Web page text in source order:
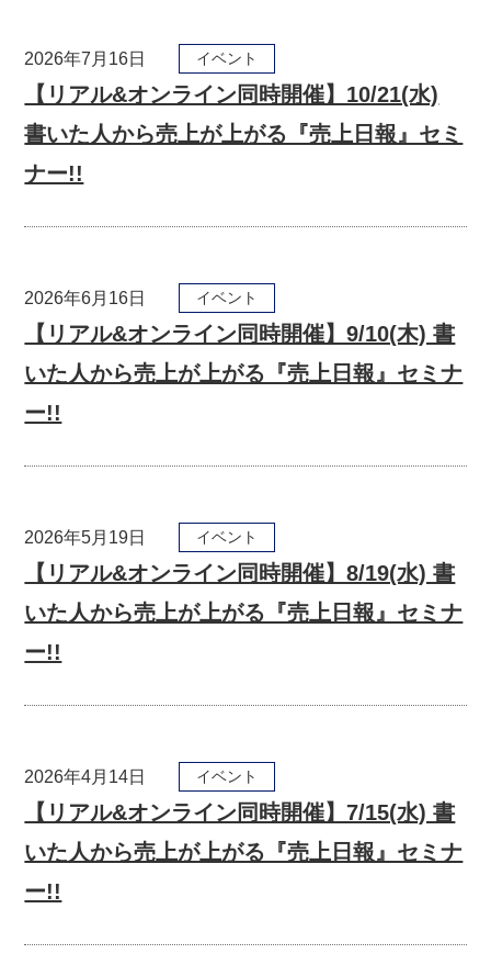
2026年7月16日 イベント
【リアル&オンライン同時開催】10/21(水)
書いた人から売上が上がる『売上日報』セミ
ナー!!
2026年6月16日 イベント
【リアル&オンライン同時開催】9/10(木) 書
いた人から売上が上がる『売上日報』セミナ
ー!!
2026年5月19日 イベント
【リアル&オンライン同時開催】8/19(水) 書
いた人から売上が上がる『売上日報』セミナ
ー!!
2026年4月14日 イベント
【リアル&オンライン同時開催】7/15(水) 書
いた人から売上が上がる『売上日報』セミナ
ー!!